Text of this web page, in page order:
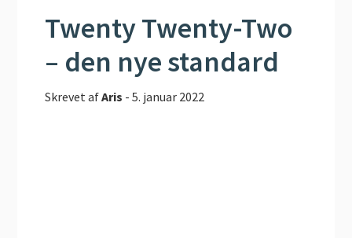
Twenty Twenty-Two
– den nye standard
Skrevet afAris -5. januar 2022